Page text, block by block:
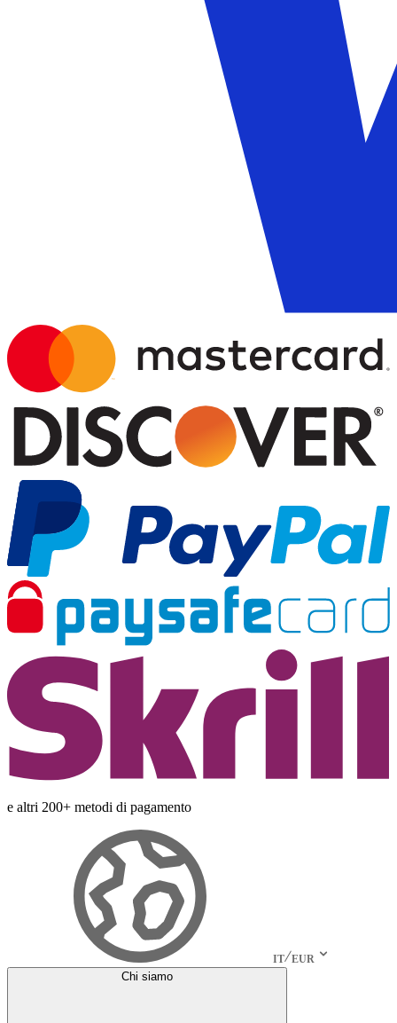
e altri 200+ metodi di pagamento
IT EUR
Chi siamo